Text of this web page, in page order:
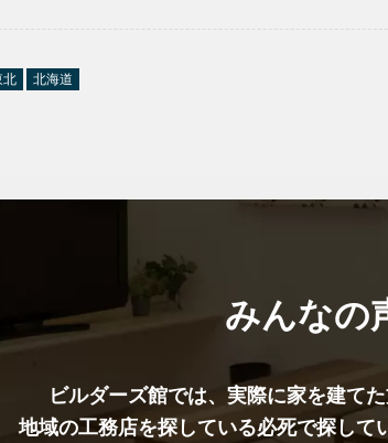
北 北海道
みんなの
ビルダーズ館では、実際に家を建て
地域の工務店を探している必死で探し